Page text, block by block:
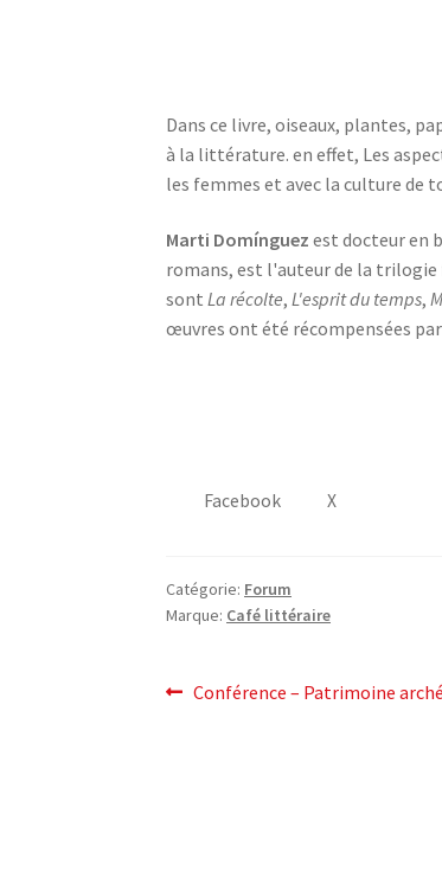
Dans ce livre, oiseaux, plantes,
à la littérature. en effet, Les
les femmes et avec la culture de
Marti Domínguezest docteur en
romans, est l'auteur de la
sontLa récolte,L'esprit du temps,
œuvres ont été récompensées
Facebook X
Catégorie: Forum
Marque: Café littéraire
post
Post
Conférence – Patrimoine